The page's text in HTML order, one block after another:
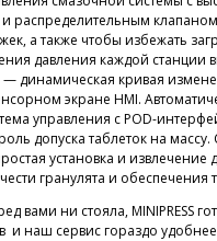
распределительным
а также чтобы избежать
давления каждой станции
динамическая кривая
экране HMI.
управления с POD-
допуска таблеток на
установка и
гранулята и обеспечения
вами ни стояла, MINIPRESS
и наш сервис гораздо